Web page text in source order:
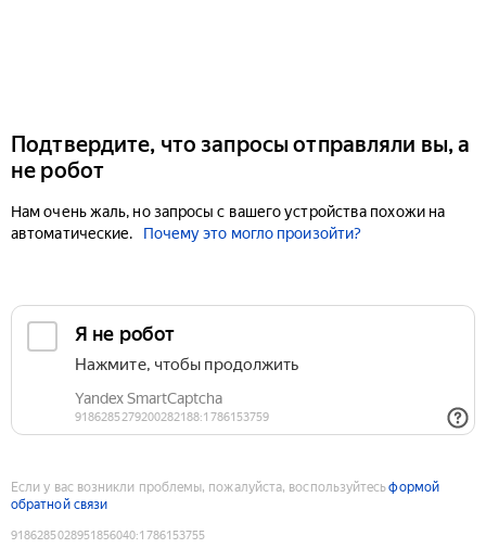
Подтвердите, что запросы отправляли вы, а
не робот
Нам очень жаль, но запросы с вашего устройства похожи на
автоматические.
Почему это могло произойти?
Если у вас возникли проблемы, пожалуйста, воспользуйтесьформой
обратной связи
9186285028951856040:1786153755